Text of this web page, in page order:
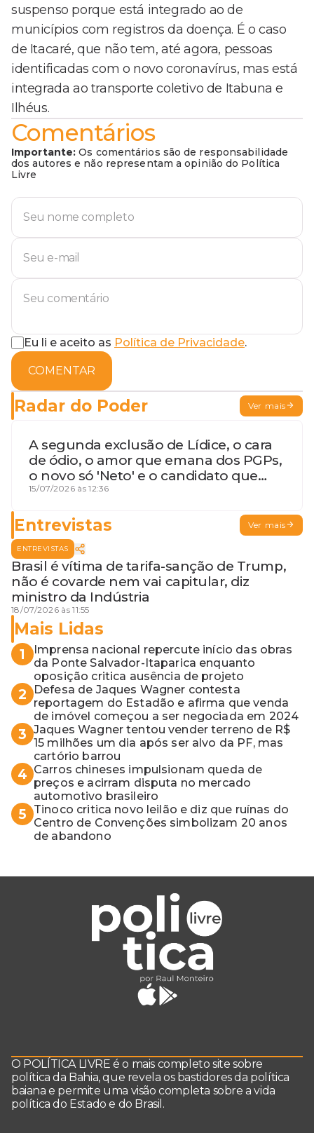
suspenso porque está integrado ao de
municípios com registros da doença. É o caso
de Itacaré, que não tem, até agora, pessoas
identificadas com o novo coronavírus, mas está
integrada ao transporte coletivo de Itabuna e
Ilhéus.
Comentários
Importante: Os comentários são de responsabilidade
dos autores e não representam a opinião do Política
Livre
Eu li e aceito as Política de Privacidade.
COMENTAR
Radar do Poder Ver mais
A segunda exclusão de Lídice, o cara
de ódio, o amor que emana dos PGPs,
o novo só 'Neto' e o candidato que
geme
15/07/2026 às 12:36
Entrevistas Ver mais
ENTREVISTAS
Brasil é vítima de tarifa-sanção de Trump,
não é covarde nem vai capitular, diz
ministro da Indústria
18/07/2026 às 11:55
Mais Lidas
1
Imprensa nacional repercute início das obras
da Ponte Salvador-Itaparica enquanto
oposição critica ausência de projeto
2
Defesa de Jaques Wagner contesta
reportagem do Estadão e afirma que venda
de imóvel começou a ser negociada em 2024
3 Jaques Wagner tentou vender terreno de R$
15 milhões um dia após ser alvo da PF, mas
cartório barrou
4 Carros chineses impulsionam queda de
preços e acirram disputa no mercado
automotivo brasileiro
5
Tinoco critica novo leilão e diz que ruínas do
Centro de Convenções simbolizam 20 anos
de abandono
O POLÍTICA LIVRE é o mais completo site sobre
política da Bahia, que revela os bastidores da política
baiana e permite uma visão completa sobre a vida
política do Estado e do Brasil.